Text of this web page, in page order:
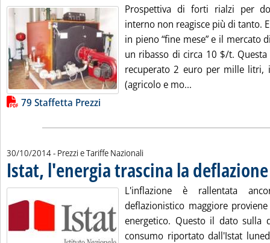
Prospettiva di forti rialzi per
interno non reagisce più di tanto.
in pieno “fine mese” e il mercato
un ribasso di circa 10 $/t.
recuperato 2 euro per mille litri,
(agricolo e mo...
Lista allegati PDF alla notizia
79 Staffetta Prezzi
30/10/2014- Prezzi e Tariffe Nazionali
Istat, l'energia trascina la deflazione
L'inflazione è rallentata
deflazionistico maggiore
energetico. Questo il dato sulla
consumo riportato dall'Istat